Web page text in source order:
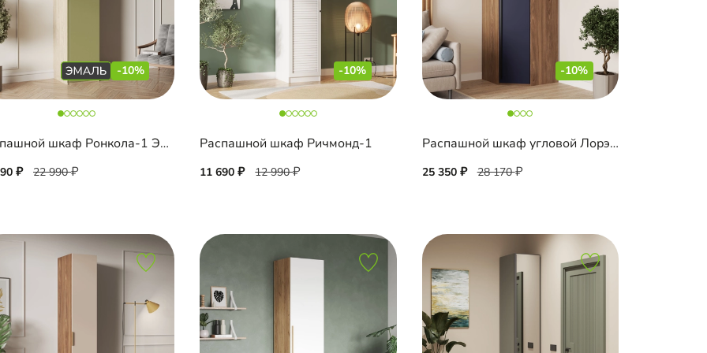
-10%
Распашной шкаф Ронкола-1 Эмаль
22 990
-10%
Распашной шкаф Ричмонд-1
11 690 12 990
-10%
Распашной шкаф угловой Лорэна-800 Премиум
25 350 28 170